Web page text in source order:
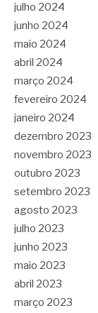
julho 2024
junho 2024
maio 2024
abril 2024
março 2024
fevereiro 2024
janeiro 2024
dezembro 2023
novembro 2023
outubro 2023
setembro 2023
agosto 2023
julho 2023
junho 2023
maio 2023
abril 2023
março 2023